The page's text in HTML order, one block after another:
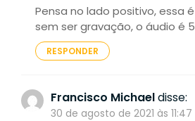
Pensa no lado positivo, essa
sem ser gravação, o áudio é
RESPONDER
Francisco Michaeldisse:
30 de agosto de 2021 às 11:47